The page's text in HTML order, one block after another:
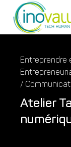
Entreprendre
/
Atelier